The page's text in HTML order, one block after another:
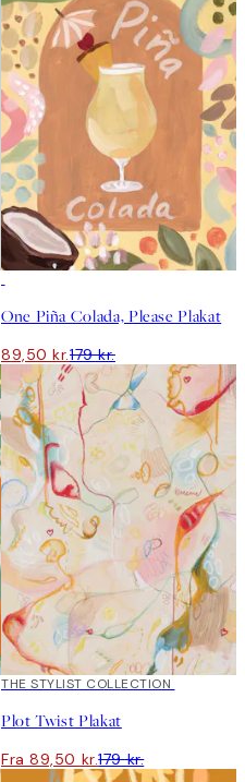
One Piña Colada, Please Plakat
89,50 kr.179 kr.
50%*
THE STYLIST COLLECTION
Plot Twist Plakat
Fra 89,50 kr.179 kr.